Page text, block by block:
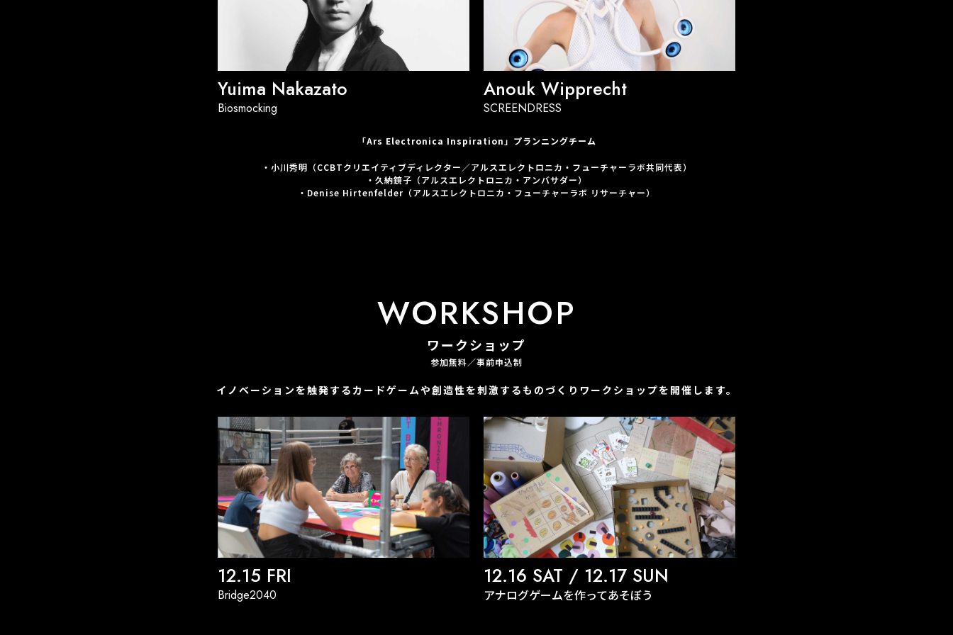
Yuima Nakazato
Biosmocking
Anouk Wipprecht
SCREENDRESS
「Ars Electronica Inspiration」プランニングチーム
・小川秀明（CCBTクリエイティブディレクター／アルスエレクトロニカ・フューチャーラボ共同代表）
・久納鏡子（アルスエレクトロニカ・アンバサダー）
・Denise Hirtenfelder（アルスエレクトロニカ・フューチャーラボ リサーチャー）
WORKSHOP
ワークショップ
参加無料／事前申込制
イノベーションを触発するカードゲームや創造性を刺激するものづくりワークショップを開催します。
12.15 FRI
Bridge2040
12.16 SAT / 12.17 SUN
アナログゲームを作ってあそぼう